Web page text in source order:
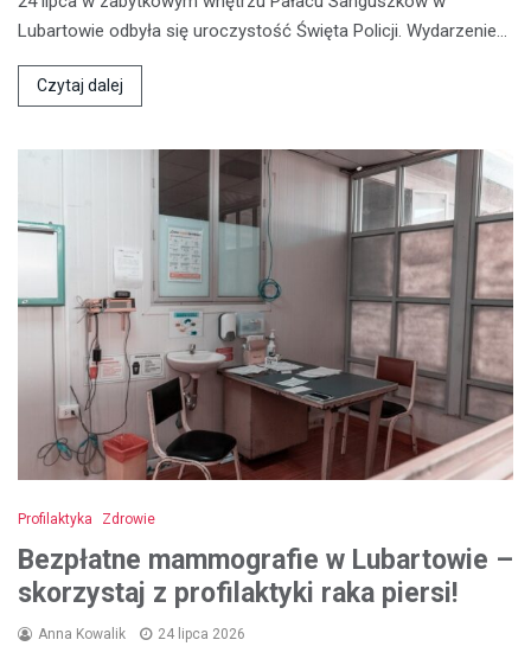
Lubartowie odbyła się uroczystość Święta Policji. Wydarzenie…
Czytaj dalej
Profilaktyka Zdrowie
Bezpłatne mammografie w Lubartowie –
skorzystaj z profilaktyki raka piersi!
Anna Kowalik 24 lipca 2026